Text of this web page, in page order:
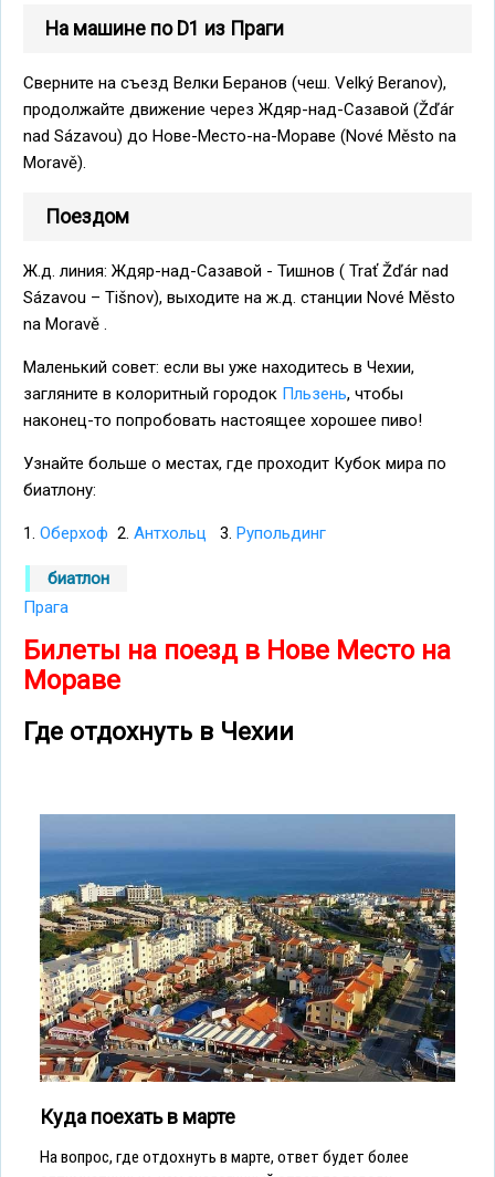
На машине по D1 из Праги
Сверните на съезд Велки Беранов (чеш. Velký Beranov),
продолжайте движение через Ждяр-над-Сазавой (Žďár
nad Sázavou) до Нове-Место-на-Мораве (Nové Město na
Moravě).
Поездом
Ж.д. линия: Ждяр-над-Сазавой - Тишнов ( Trať Žďár nad
Sázavou – Tišnov), выходите на ж.д. станции Nové Město
na Moravě .
Маленький совет: если вы уже находитесь в Чехии,
загляните в колоритный городок Пльзень, чтобы
наконец-то попробовать настоящее хорошее пиво!
Узнайте больше о местах, где проходит Кубок мира по
биатлону:
1. Оберхоф 2. Антхольц 3. Рупольдинг
биатлон
Прага
Билеты на поезд в Нове Место на
Мораве
Где отдохнуть в Чехии
Куда поехать в марте
На вопрос, где отдохнуть в марте, ответ будет более